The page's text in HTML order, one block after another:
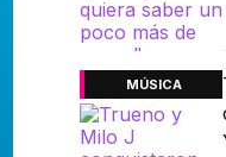
MÚSICA